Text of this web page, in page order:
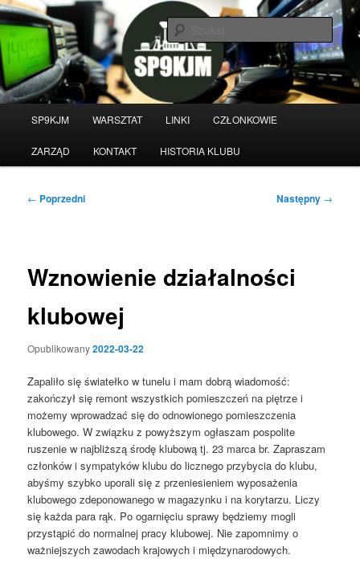
Przeskocz
do
tekstu
Witamy na stronie klubu
krótkofalarskiego SP9KJM
SP9KJM WARSZTAT LINKI CZŁONKOWIE
ZARZĄD KONTAKT HISTORIA KLUBU
Nawigacja
← Poprzedni Następny →
Wznowienie działalności
klubowej
Opublikowany2022-03-22
Zapaliło się światełko w tunelu i mam dobrą wiadomość:
zakończył się remont wszystkich pomieszczeń na piętrze i
możemy wprowadzać się do odnowionego pomieszczenia
klubowego. W związku z powyższym ogłaszam pospolite
ruszenie w najbliższą środę klubową tj. 23 marca br. Zapraszam
członków i sympatyków klubu do licznego przybycia do klubu,
abyśmy szybko uporali się z przeniesieniem wyposażenia
klubowego zdeponowanego w magazynku i na korytarzu. Liczy
się każda para rąk. Po ogarnięciu sprawy będziemy mogli
przystąpić do normalnej pracy klubowej. Nie zapomnimy o
ważniejszych zawodach krajowych i międzynarodowych.